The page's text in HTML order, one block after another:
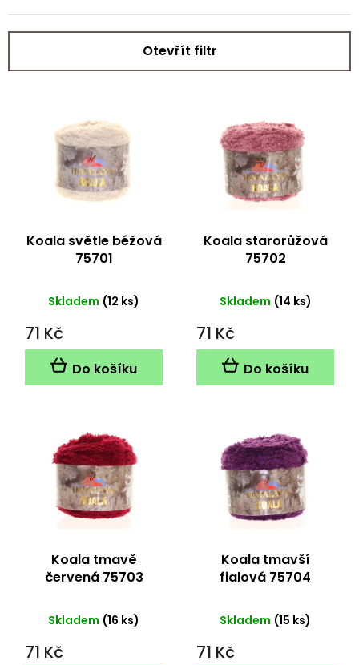
Otevřít filtr
Koala světle béžová
75701
Skladem (12 ks)
71 Kč
Do košíku
Koala starorůžová
75702
Skladem (14 ks)
71 Kč
Do košíku
Koala tmavě
červená 75703
Skladem (16 ks)
71 Kč
Koala tmavší
fialová 75704
Skladem (15 ks)
71 Kč